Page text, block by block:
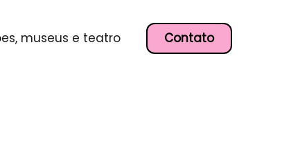
museus e teatro Contato